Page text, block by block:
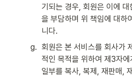
기되는 경우, 회원은 이에
을 부담하며 위 책임에 대하
니다.
g. 회원은 본 서비스를 회사가
적인 목적을 위하여 제3자
일부를 복사, 복제, 재판매,